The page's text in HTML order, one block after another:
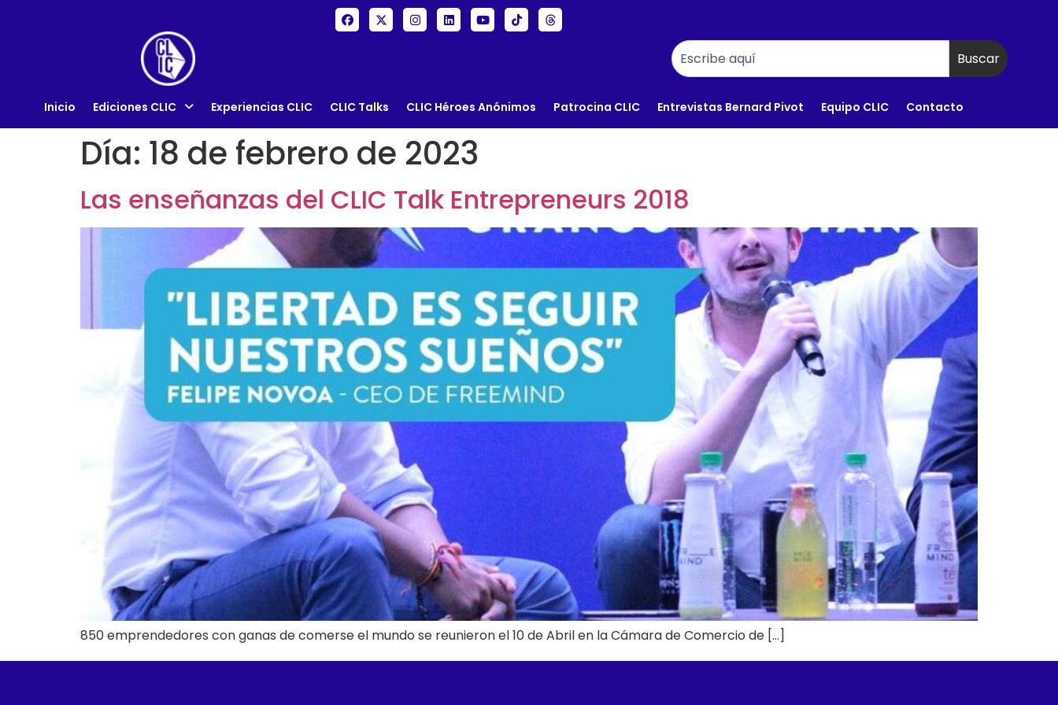
Buscar
Inicio Ediciones CLIC Experiencias CLIC CLIC Talks CLIC Héroes Anónimos Patrocina CLIC Entrevistas Bernard Pivot Equipo CLIC Contacto
Día: 18 de febrero de 2023
Las enseñanzas del CLIC Talk Entrepreneurs 2018
850 emprendedores con ganas de comerse el mundo se reunieron el 10 de Abril en la Cámara de Comercio de […]